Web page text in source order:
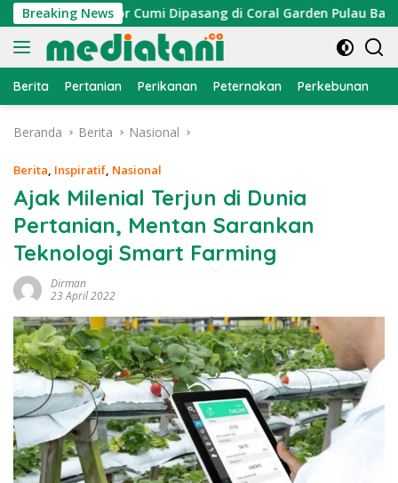
Langsung
ke
konten
Breaking News
Atraktor Cumi Dipasang di Coral Garden Pulau Barrang
Berita Pertanian Perikanan Peternakan Perkebunan
Beranda Berita Nasional
Berita, Inspiratif, Nasional
Ajak Milenial Terjun di Dunia
Pertanian, Mentan Sarankan
Teknologi Smart Farming
Dirman
23 April 2022